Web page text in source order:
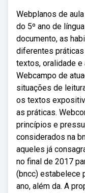
Webplanos de
do 5º ano de
documento, as
diferentes práticas
textos, oralidade
Webcampo de
situações de
os textos
as práticas.
princípios e
considerados na
aqueles já
no final de 2017
(bncc) estabelece
ano, além da. A